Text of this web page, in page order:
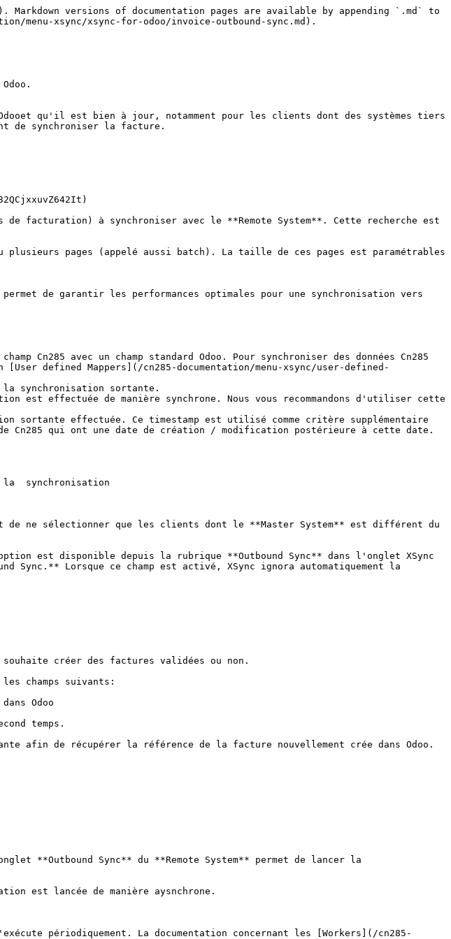
versions of documentation pages are available by appending `.md` to
menu-xsync/xsync-for-odoo/invoice-outbound-sync.md).
qu'il est bien à jour, notamment pour les clients dont des systèmes tiers
de synchroniser la facture.
facturation) à synchroniser avec le **Remote System**. Cette recherche est
plusieurs pages (appelé aussi batch). La taille de ces pages est paramétrables
de garantir les performances optimales pour une synchronisation vers
Cn285 avec un champ standard Odoo. Pour synchroniser des données Cn285
defined Mappers](/cn285-documentation/menu-xsync/user-defined-
synchronisation sortante.
est effectuée de manière synchrone. Nous vous recommandons d'utiliser cette
sortante effectuée. Ce timestamp est utilisé comme critère supplémentaire
Cn285 qui ont une date de création / modification postérieure à cette date.
synchronisation
de ne sélectionner que les clients dont le **Master System** est différent du
est disponible depuis la rubrique **Outbound Sync** dans l'onglet XSync
Lorsque ce champ est activé, XSync ignora automatiquement la
créer des factures validées ou non.
champs suivants:
Odoo
afin de récupérer la référence de la facture nouvellement crée dans Odoo.
**Outbound Sync** du **Remote System** permet de lancer la
est lancée de manière aysnchrone.
périodiquement. La documentation concernant les [Workers](/cn285-